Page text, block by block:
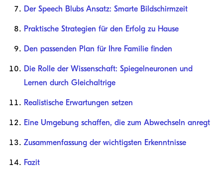
Der Speech Blubs Ansatz: Smarte Bildschirmzeit
Praktische Strategien für den Erfolg zu Hause
Den passenden Plan für Ihre Familie finden
Die Rolle der Wissenschaft: Spiegelneuronen und
Lernen durch Gleichaltrige
Realistische Erwartungen setzen
Eine Umgebung schaffen, die zum Abwechseln anregt
Zusammenfassung der wichtigsten Erkenntnisse
Fazit